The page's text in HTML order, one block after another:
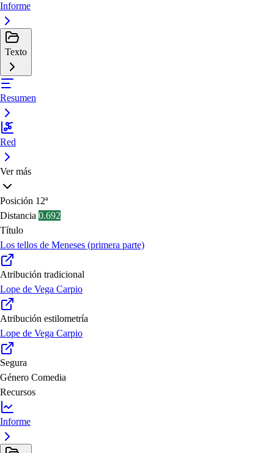
Informe
Texto
Resumen
Red
Ver más
Posición 12ª
Distancia 0.692
Título
Los tellos de Meneses (primera parte)
Atribución tradicional
Lope de Vega Carpio
Atribución estilometría
Lope de Vega Carpio
Segura
Género Comedia
Recursos
Informe